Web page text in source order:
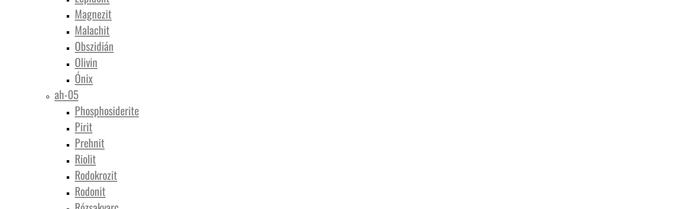
Magnezit
Malachit
Obszidián
Olivin
Ónix
ah-05
Phosphosiderite
Pirit
Prehnit
Riolit
Rodokrozit
Rodonit